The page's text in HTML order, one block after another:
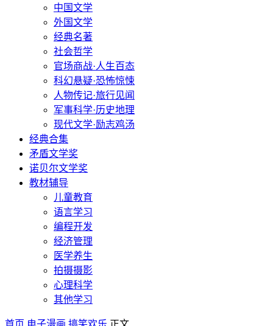
中国文学
外国文学
经典名著
社会哲学
官场商战·人生百态
科幻悬疑·恐怖惊悚
人物传记·旅行见闻
军事科学·历史地理
现代文学·励志鸡汤
经典合集
矛盾文学奖
诺贝尔文学奖
教材辅导
儿童教育
语言学习
编程开发
经济管理
医学养生
拍摄摄影
心理科学
其他学习
首页 电子漫画 搞笑欢乐 正文